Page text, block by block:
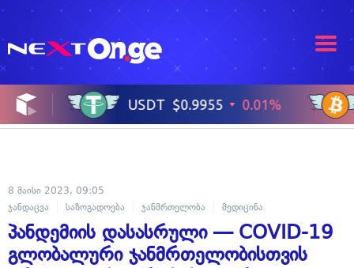
8 მაისი 2023, 09:05
ჯანდაცვა
საზოგადოება ჯანმრთელობა მედიცინა
პანდემიის დასასრული — COVID-19
გლობალური ჯანმრთელობისთვის